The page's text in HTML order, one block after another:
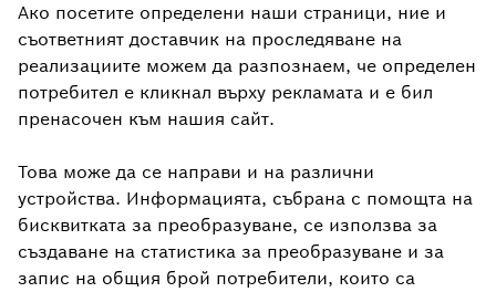
Ако посетите определени наши страници, ние и
съответният доставчик на проследяване на
реализациите можем да разпознаем, че определен
потребител е кликнал върху рекламата и е бил
пренасочен към нашия сайт.
Това може да се направи и на различни
устройства. Информацията, събрана с помощта на
бисквитката за преобразуване, се използва за
създаване на статистика за преобразуване и за
запис на общия брой потребители, които са